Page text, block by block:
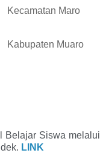
Maro
Muaro
Belajar Siswa melalui
LINK